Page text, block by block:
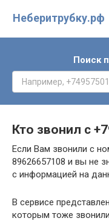
Неберитрубку.рф
Поиск
Кто звонил с
Если Вам звонили с
89626657108 и вы не
с информацией на
В сервисе
которым тоже